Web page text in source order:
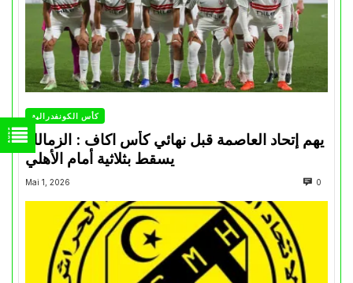
كأس الكونفدرالية
يهم إتحاد العاصمة قبل نهائي كأس اكاف : الزمالك
Mai 1, 2026 0